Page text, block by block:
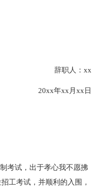
辞职人：xx
20xx年xx月xx日
考试，出于孝心我不愿拂
工考试，并顺利的入围，